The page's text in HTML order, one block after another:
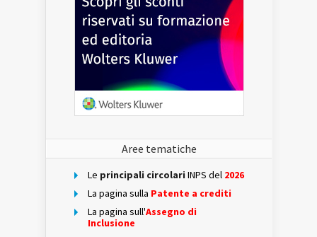
Aree tematiche
Le principali circolari INPS del 2026
La pagina sulla Patente a crediti
La pagina sull'Assegno di
Inclusione